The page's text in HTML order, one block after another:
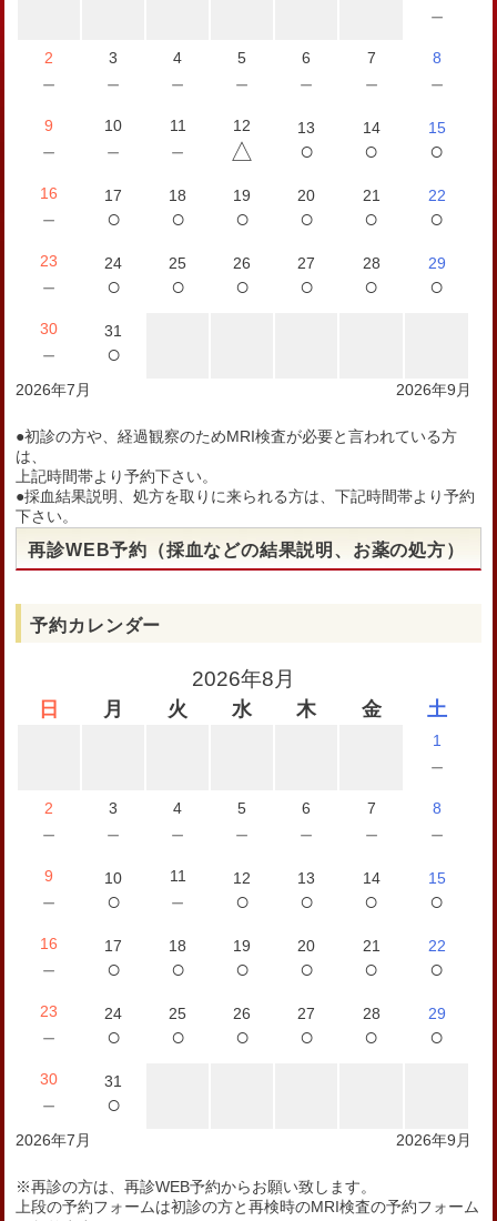
－
2
－
3
－
4
－
5
－
6
－
7
－
8
－
9
－
10
－
11
－
12
△
13
○
14
○
15
○
16
－
17
○
18
○
19
○
20
○
21
○
22
○
23
－
24
○
25
○
26
○
27
○
28
○
29
○
30
－
31
○
2026年7月 2026年9月
●初診の方や、経過観察のためMRI検査が必要と言われている方
は、
上記時間帯より予約下さい。
●採血結果説明、処方を取りに来られる方は、下記時間帯より予約
下さい。
再診WEB予約（採血などの結果説明、お薬の処方）
予約カレンダー
2026年8月
日 月 火 水 木 金 土
1
－
2
－
3
－
4
－
5
－
6
－
7
－
8
－
9
－
10
○
11
－
12
○
13
○
14
○
15
○
16
－
17
○
18
○
19
○
20
○
21
○
22
○
23
－
24
○
25
○
26
○
27
○
28
○
29
○
30
－
31
○
2026年7月 2026年9月
※再診の方は、再診WEB予約からお願い致します。
上段の予約フォームは初診の方と再検時のMRI検査の予約フォーム